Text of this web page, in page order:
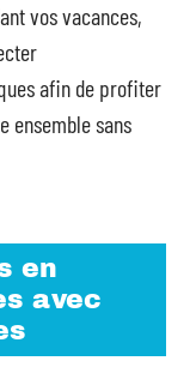
vos vacances,
afin de profiter
ensemble sans
en
avec